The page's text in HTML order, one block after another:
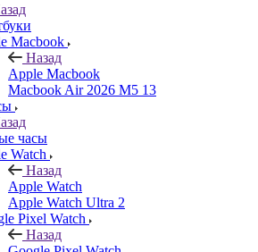
Macbook
Назад
Apple Macbook
Macbook Air 2026 M5 13
часы
Watch
Назад
Apple Watch
Apple Watch Ultra 2
Pixel Watch
Назад